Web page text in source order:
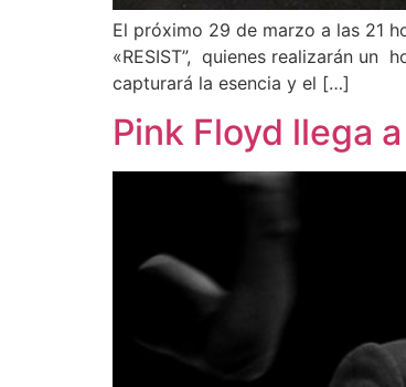
El próximo 29 de marzo a las 21
«RESIST”, quienes realizarán un
capturará la esencia y el […]
Pink Floyd llega